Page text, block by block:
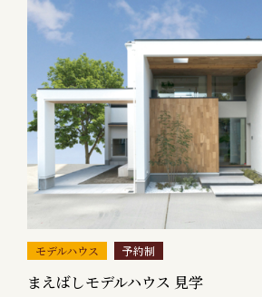
モデルハウス 予約制
まえばしモデルハウス 見学